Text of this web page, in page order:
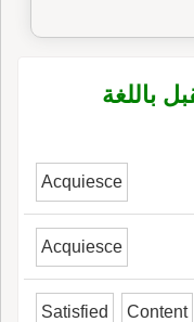
باللغة
Acquiesce
Acquiesce
Satisfied Content